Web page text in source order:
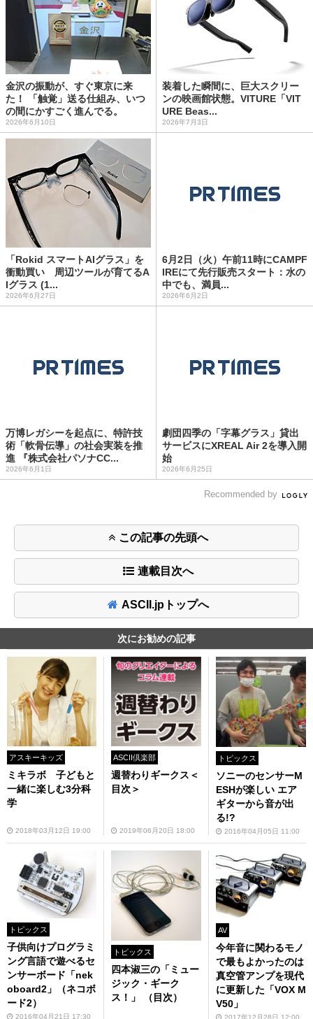
金沢の振動が、すぐ東京に来
た！ 「触覚」送る仕組み、いつ
の間にかすごく進んでる。
2026年6月10日
装着した瞬間に、巨大スクリー
ンの映画館状態。VITURE「VIT
URE Beas...
2026年7月3日
「Rokid スマートAIグラス」を
衝動買い 周辺ツールが育てるA
Iグラス (1...
2026年6月27日
6月2日（火）午前11時にCAMPF
IREにて先行販売スタート：水の
中でも、満員...
2026年6月2日
万博レガシーを起点に、特許技
術「軟骨伝導」の社会実装を推
進 『株式会社パソナCC...
2026年6月1日
劇団四季の「字幕グラス」貸出
サービスにXREAL Air 2を導入開
始
2026年6月25日
Recommended by
この記事の先頭へ
連載目次へ
ASCII.jpトップへ
次にお勧めの記事
アスキーキッズ
ミキラボ 子どもと
一緒に楽しむ3分科
学
2018年03月12日 19:00
ASCII倶楽部
週替わりギークス＜
目次＞
2019年06月20日 18:00
トピックス
ソニーのセンサーM
ESHが楽しい エア
ギターから音が出
る!?
2016年04月05日 11:00
トピックス
子供向けプログラミ
ング言語で遊べるセ
ンサーボード「nek
oboard2」（ネコボ
ード2）
2016年04月21日 17:30
トピックス
四本淑三の「ミュー
ジック・ギーク
ス！」 （目次）
AV
今年音に関わるモノ
で最もよかったのは
真空管アンプを現代
に更新した「VOX M
V50」
2017年12月28日 12:00